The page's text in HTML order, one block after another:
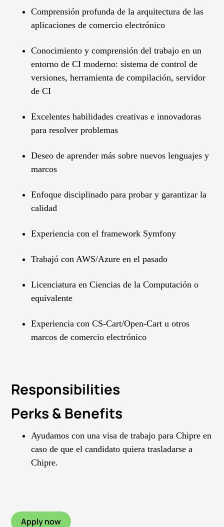
Comprensión profunda de la arquitectura de las
aplicaciones de comercio electrónico
Conocimiento y comprensión del trabajo en un
entorno de CI moderno: sistema de control de
versiones, herramienta de compilación, servidor
de CI
Excelentes habilidades creativas e innovadoras
para resolver problemas
Deseo de aprender más sobre nuevos lenguajes y
marcos
Enfoque disciplinado para probar y garantizar la
calidad
Experiencia con el framework Symfony
Trabajó con AWS/Azure en el pasado
Licenciatura en Ciencias de la Computación o
equivalente
Experiencia con CS-Cart/Open-Cart u otros
marcos de comercio electrónico
Responsibilities
Perks & Benefits
Ayudamos con una visa de trabajo para Chipre en
caso de que el candidato quiera trasladarse a
Chipre.
Apply now